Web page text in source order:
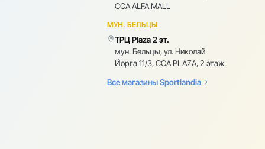
CCA ALFA MALL
МУН. БЕЛЬЦЫ
ТРЦ Plaza 2 эт.
мун. Бельцы, ул. Николай
Йорга 11/3, CCA PLAZA, 2 этаж
Все магазины Sportlandia